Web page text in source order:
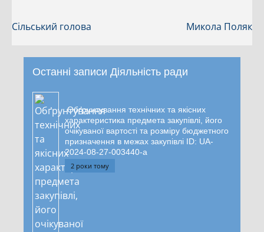
Сільський голова Микола Поляк
Останні записи Діяльність ради
Обґрунтування технічних та якісних
характеристика предмета закупівлі, його
очікуваної вартості та розміру бюджетного
призначення в межах закупівлі ID: UA-
2024-08-27-003440-a
2 роки тому